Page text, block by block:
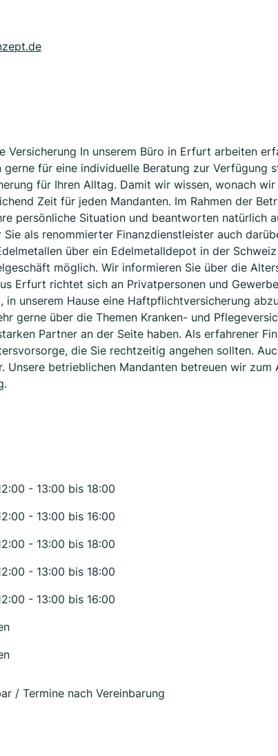
Versicherung In unserem Büro in Erfurt arbeiten
gerne für eine individuelle Beratung zur Verfügung
für Ihren Alltag. Damit wir wissen, wonach wir
Zeit für jeden Mandanten. Im Rahmen der
persönliche Situation und beantworten natürlich
als renommierter Finanzdienstleister auch
über ein Edelmetalldepot in der
möglich. Wir informieren Sie über die
Erfurt richtet sich an Privatpersonen und
unserem Hause eine Haftpflichtversicherung
gerne über die Themen Kranken- und
Partner an der Seite haben. Als erfahrener
die Sie rechtzeitig angehen sollten.
Unsere betrieblichen Mandanten betreuen wir zum
- 13:00 bis 18:00
- 13:00 bis 16:00
- 13:00 bis 18:00
- 13:00 bis 18:00
- 13:00 bis 16:00
/ Termine nach Vereinbarung